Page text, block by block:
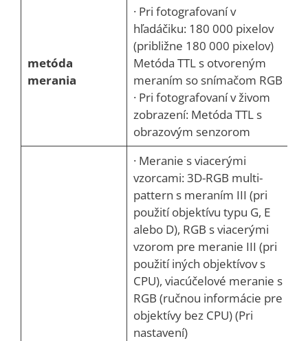
metóda
merania
· Pri fotografovaní v
hľadáčiku: 180 000 pixelov
(približne 180 000 pixelov)
Metóda TTL s otvoreným
meraním so snímačom RGB
· Pri fotografovaní v živom
zobrazení: Metóda TTL s
obrazovým senzorom
· Meranie s viacerými
vzorcami: 3D-RGB multi-
pattern s meraním III (pri
použití objektívu typu G, E
alebo D), RGB s viacerými
vzorom pre meranie III (pri
použití iných objektívov s
CPU), viacúčelové meranie s
RGB (ručnou informácie pre
objektívy bez CPU) (Pri
nastavení)